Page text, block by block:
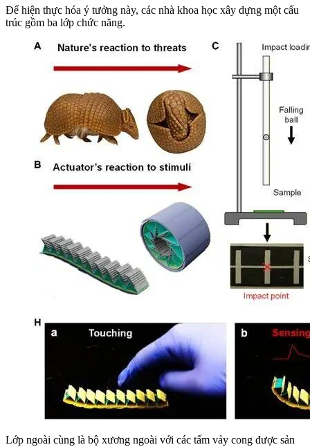
Để hiện thực hóa ý tưởng này, các nhà khoa học xây dựng một cấu
trúc gồm ba lớp chức năng.
Lớp ngoài cùng là bộ xương ngoài với các tấm vảy cong được sản